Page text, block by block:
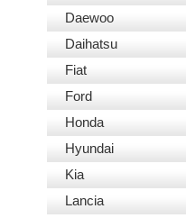
Daewoo
Daihatsu
Fiat
Ford
Honda
Hyundai
Kia
Lancia